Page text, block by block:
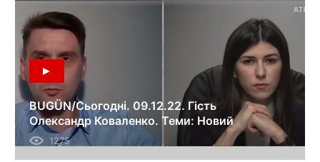
BUGÜN/Сьогодні. 09.12.22. Гість
Олександр Коваленко. Теми: Новий
ядерний шантаж Росії на ЗАЕС;
ситуація на фронтах.
1275